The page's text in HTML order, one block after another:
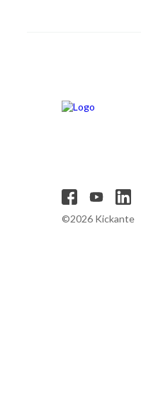
©2026 Kickante